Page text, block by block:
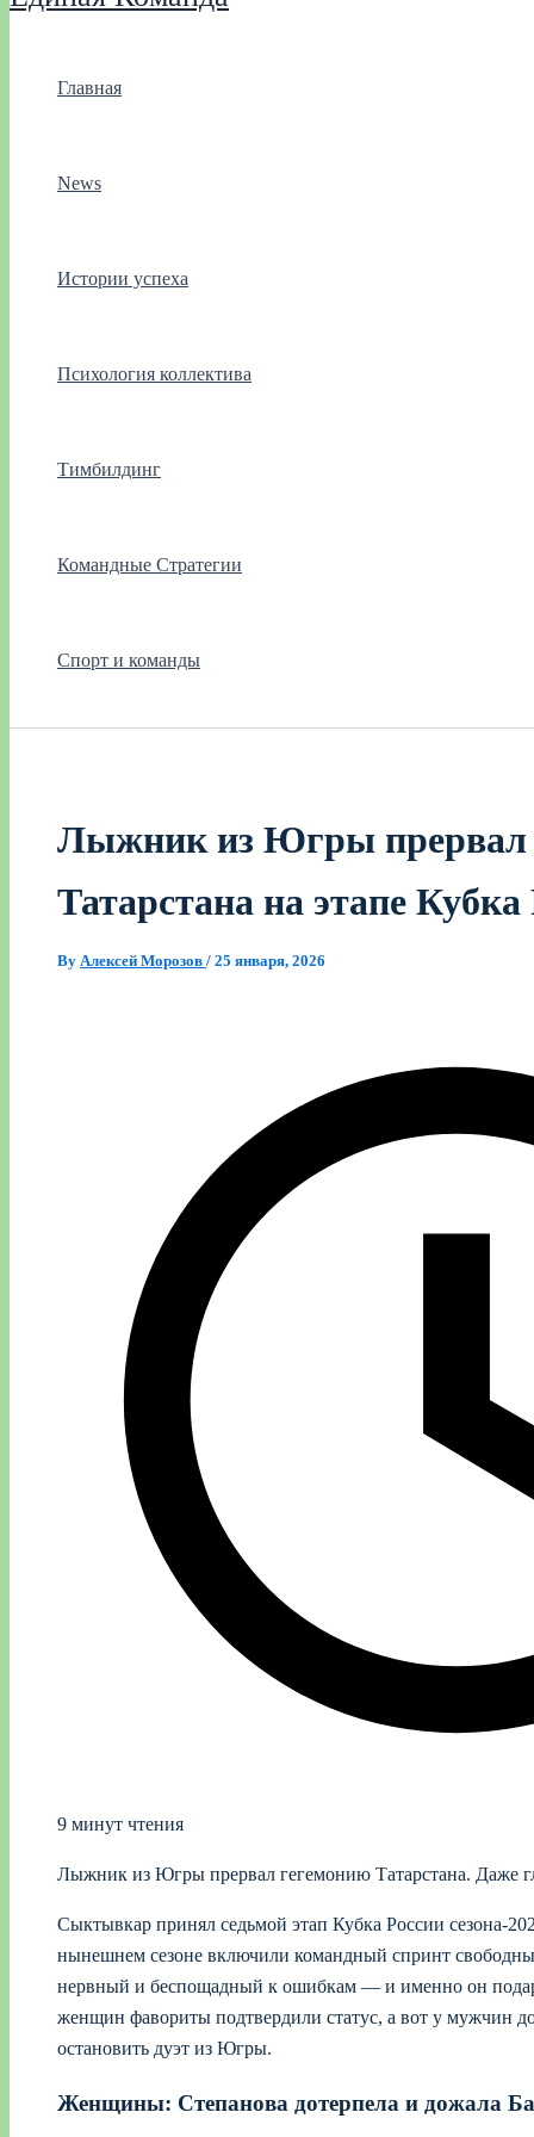
Главная
News
Истории успеха
Психология коллектива
Тимбилдинг
Командные Стратегии
Спорт и команды
Лыжник из Югры прервал
Татарстана на этапе Кубка
By Алексей Морозов / 25 января, 2026
9 минут чтения
Лыжник из Югры прервал гегемонию Татарстана. Даже
Сыктывкар принял седьмой этап Кубка России
нынешнем сезоне включили командный спринт
нервный и беспощадный к ошибкам — и именно он
женщин фавориты подтвердили статус, а вот у мужчин
остановить дуэт из Югры.
Женщины: Степанова дотерпела и дожала